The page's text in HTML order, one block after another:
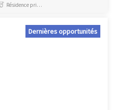
Résidence principale / PTZ, Investissement et Défiscalisation
Dernières opportunités